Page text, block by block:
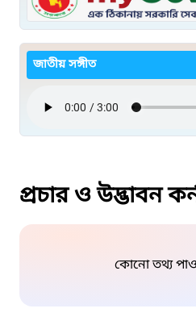
জাতীয় সঙ্গীত
প্রচার ও উদ্ভাবন
কোনো তথ্য